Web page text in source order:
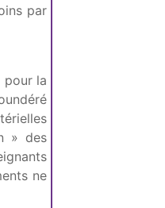
par
pour la
» des
ne